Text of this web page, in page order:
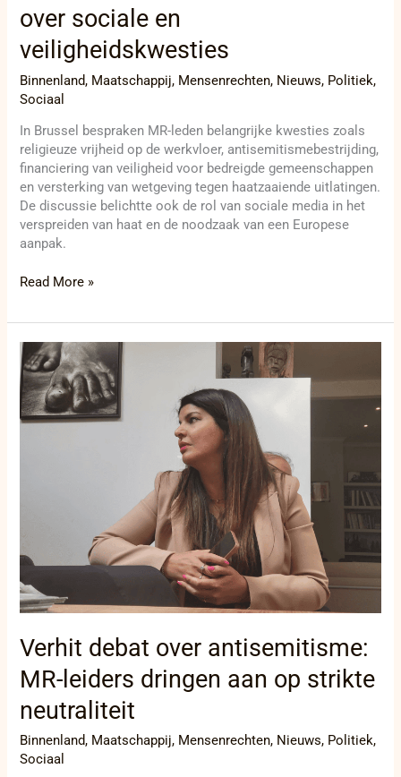
over sociale en
veiligheidskwesties
Binnenland, Maatschappij, Mensenrechten, Nieuws, Politiek,
Sociaal
In Brussel bespraken MR-leden belangrijke kwesties zoals
religieuze vrijheid op de werkvloer, antisemitismebestrijding,
financiering van veiligheid voor bedreigde gemeenschappen
en versterking van wetgeving tegen haatzaaiende uitlatingen.
De discussie belichtte ook de rol van sociale media in het
verspreiden van haat en de noodzaak van een Europese
aanpak.
Read More »
Verhit debat over antisemitisme:
MR-leiders dringen aan op strikte
neutraliteit
Binnenland, Maatschappij, Mensenrechten, Nieuws, Politiek,
Sociaal
Verhit
debat
over
antisemitisme:
MR-